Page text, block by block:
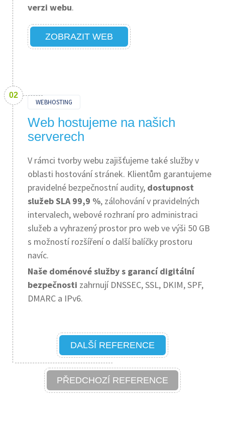
verzi webu.
ZOBRAZIT WEB
WEBHOSTING
Web hostujeme na našich
serverech
V rámci tvorby webu zajišťujeme také služby v
oblasti hostování stránek. Klientům garantujeme
pravidelné bezpečnostní audity, dostupnost
služeb SLA 99,9 %, zálohování v pravidelných
intervalech, webové rozhraní pro administraci
služeb a vyhrazený prostor pro web ve výši 50 GB
s možností rozšíření o další balíčky prostoru
navíc.
Naše doménové služby s garancí digitální
bezpečnosti zahrnují DNSSEC, SSL, DKIM, SPF,
DMARC a IPv6.
PŘEDCHOZÍ REFERENCE
DALŠÍ REFERENCE